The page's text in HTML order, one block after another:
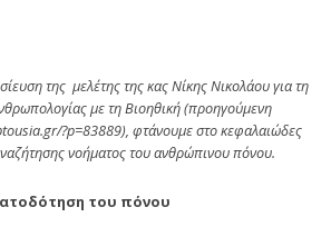
της μελέτης της κας Νίκης Νικολάου για τη
με τη Βιοηθική (προηγούμενη
?p=83889), φτάνουμε στο κεφαλαιώδες
νοήματος του ανθρώπινου πόνου.
του πόνου